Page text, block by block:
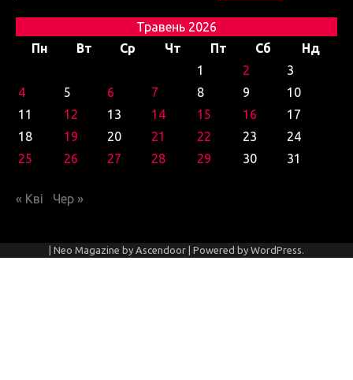
Травень 2026
Пн
Вт Ср Чт Пт Сб
Нд
1
2
3
4
5 6 7 8 9
10
11
12 13 14 15 16
17
18
19 20 21 22 23
24
25
26 27 28 29 30 31
« Кві Чер »
| Neo Magazine by Ascendoor | Powered by WordPress.